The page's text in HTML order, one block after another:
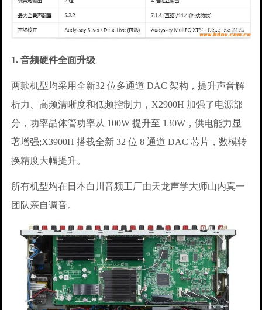
1. 音频硬件全面升级
两款机型均采用全新32 位多通道 DAC 架构，提升声音解
析力、高频清晰度和低频控制力，X2900H 加强了电源部
分，功率晶体管功率从 100W 提升至 130W，供电能力显
著增强;X3900H 搭载全新 32 位 8 通道 DAC 芯片，数模转
换精度大幅提升。
所有机型均在日本白川音频工厂由天龙声学大师山内真一
团队亲自调音。